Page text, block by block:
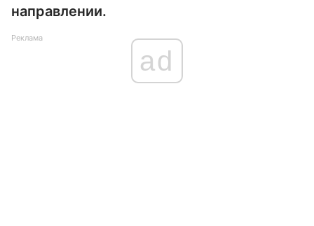
направлении.
Реклама
ad